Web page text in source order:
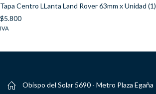
Tapa Centro LLanta Land Rover 63mm x Unidad (1)
$5.800
IVA
Obispo del Solar 5690 - Metro Plaza Egaña